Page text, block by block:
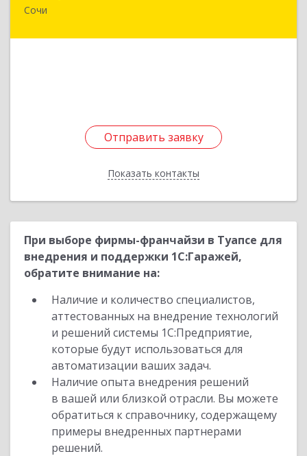
Сочи
Отправить заявку
Показать контакты
354057, Краснодарский край, Сочи г, Невская
Отправить заявку
Назад
При выборе фирмы-франчайзи в Туапсе для
внедрения и поддержки 1С:Гаражей,
обратите внимание на:
Наличие и количество специалистов,
аттестованных на внедрение технологий
и решений системы 1С:Предприятие,
которые будут использоваться для
автоматизации ваших задач.
Наличие опыта внедрения решений
в вашей или близкой отрасли. Вы можете
обратиться к справочнику, содержащему
примеры внедренных партнерами
решений.